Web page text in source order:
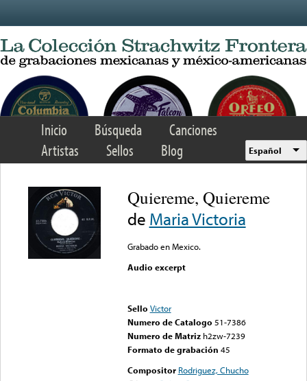
Inicio Búsqueda
Canciones
Artistas
Sellos Blog Español
Quiereme, Quiereme
de Maria Victoria
Grabado en Mexico.
Audio excerpt
Sello Victor
Numero de Catalogo 51-7386
Numero de Matriz h2zw-7239
Formato de grabación 45
Compositor Rodriguez, Chucho